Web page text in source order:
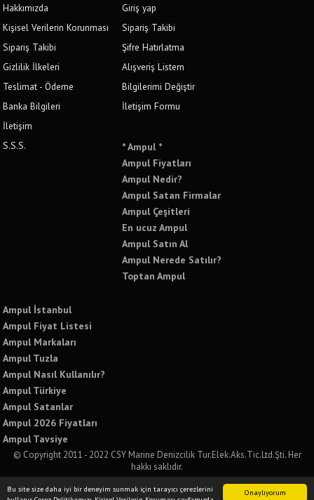
Onaylıyorum
Bu site size daha iyi bir deneyim sunmak için tarayıcı çerezlerini
Hakkımızda
Kişisel Verilerin Korunması
Sipariş Takibi
Gizlilik İlkeleri
Teslimat - Ödeme
Banka Bilgileri
İletişim
S.S.S.
Giriş yap
Sipariş Takibi
Şifre Hatırlatma
Alışveriş Listem
Bilgilerimi Değiştir
İletişim Formu
* Ampul *
Ampul Fiyatları
Ampul Nedir?
Ampul Satan Firmalar
Ampul Çeşitleri
En ucuz Ampul
Ampul Satın Al
Ampul Nerede Satılır?
Toptan Ampul
Ampul İstanbul
Ampul Fiyat Listesi
Ampul Markaları
Ampul Tuzla
Ampul Nasıl Kullanılır?
Ampul Türkiye
Ampul Satanlar
Ampul 2026 Fiyatları
Ampul Tavsiye
© Copyright 2011 - 2022 CSY Marine Denizcilik Tur.Elek.Aks.Tic.Ltd.Şti. Her
hakkı saklıdır.
Bu sitede yer alan tüm yazılı ve görsel içeriklerin izinsiz kullanımı ve paylaşımı
kesinlikle yasaktır. İzinsiz kullanımda tüm yasal sorumluluğu kabul etmiş